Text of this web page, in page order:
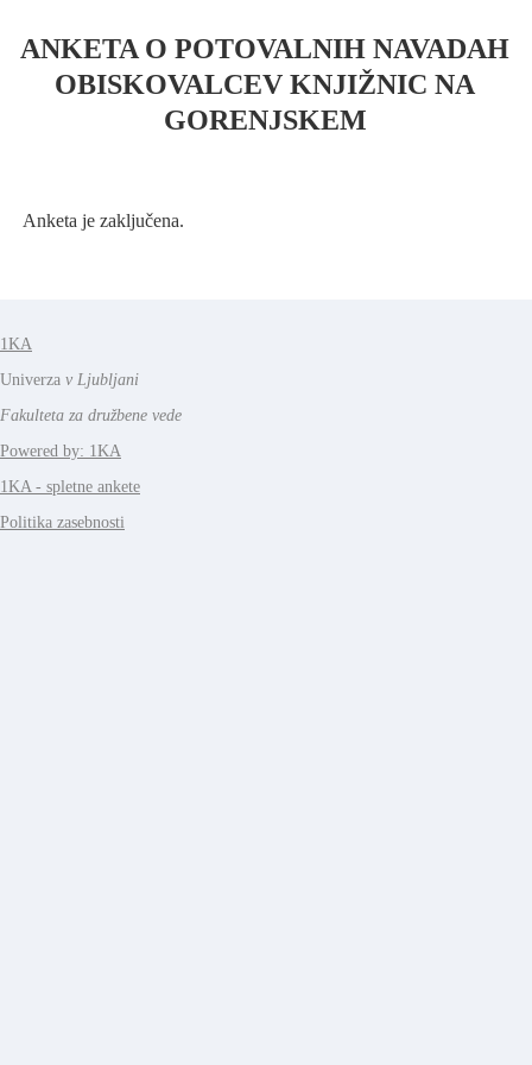
ANKETA O POTOVALNIH NAVADAH
OBISKOVALCEV KNJIŽNIC NA
GORENJSKEM
Anketa je zaključena.
1KA
Univerza v Ljubljani
Fakulteta za družbene vede
Powered by: 1KA
1KA - spletne ankete
Politika zasebnosti